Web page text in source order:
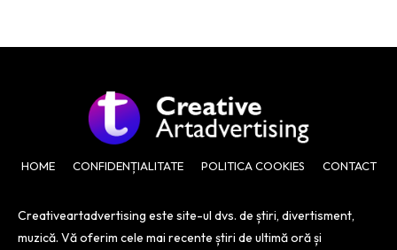
HOME CONFIDENȚIALITATE POLITICA COOKIES CONTACT
Creativeartadvertising este site-ul dvs. de știri, divertisment,
muzică. Vă oferim cele mai recente știri de ultimă oră și